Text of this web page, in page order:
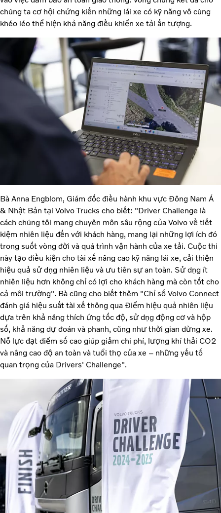
chúng ta cơ hội chứng kiến những lái xe có kỹ năng vô cùng
khéo léo thể hiện khả năng điều khiển xe tải ấn tượng.
Bà Anna Engblom, Giám đốc điều hành khu vực Đông Nam Á
& Nhật Bản tại Volvo Trucks cho biết: "Driver Challenge là
cách chúng tôi mang chuyên môn sâu rộng của Volvo về tiết
kiệm nhiên liệu đến với khách hàng, mang lại những lợi ích đó
trong suốt vòng đời và quá trình vận hành của xe tải. Cuộc thi
này tạo điều kiện cho tài xế nâng cao kỹ năng lái xe, cải thiện
hiệu quả sử dụng nhiên liệu và ưu tiên sự an toàn. Sử dụng ít
nhiên liệu hơn không chỉ có lợi cho khách hàng mà còn tốt cho
cả môi trường". Bà cũng cho biết thêm "Chỉ số Volvo Connect
đánh giá hiệu suất tài xế thông qua Điểm hiệu quả nhiên liệu
dựa trên khả năng thích ứng tốc độ, sử dụng động cơ và hộp
số, khả năng dự đoán và phanh, cũng như thời gian dừng xe.
Nỗ lực đạt điểm số cao giúp giảm chi phí, lượng khí thải CO2
và nâng cao độ an toàn và tuổi thọ của xe – những yếu tố
quan trọng của Drivers' Challenge".